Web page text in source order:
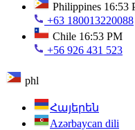
Philippines 16:53
+63 180013220088
Chile 16:53 PM
+56 926 431 523
phl
Հայերեն
Azərbaycan dili